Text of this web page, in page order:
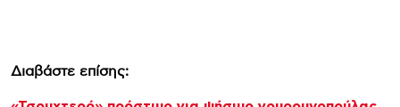
Διαβάστε επίσης: